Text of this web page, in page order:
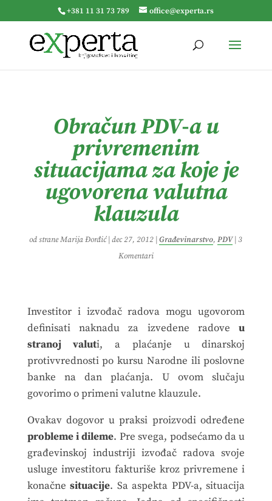
+381 11 31 73 789 office@experta.rs
Obračun PDV-a u
privremenim
situacijama za koje je
ugovorena valutna
klauzula
od straneMarija Đorđić|dec 27, 2012 |Građevinarstvo,PDV| 3
Komentari
Investitor i izvođač radova mogu ugovorom
definisati naknadu za izvedene radoveu
stranoj valuti, a plaćanje u dinarskoj
protivvrednosti po kursu Narodne ili poslovne
banke na dan plaćanja. U ovom slučaju
govorimo o primeni valutne klauzule.
Ovakav dogovor u praksi proizvodi određene
probleme i dileme. Pre svega, podsećamo da u
građevinskoj industriji izvođač radova svoje
usluge investitoru fakturiše kroz privremene i
konačnesituacije. Sa aspekta PDV-a, situacija